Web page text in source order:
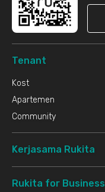
Tenant
Kost
Apartemen
Community
Kerjasama Rukita
Rukita for Business